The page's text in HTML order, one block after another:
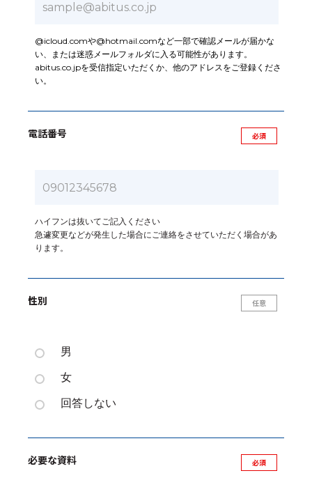
@icloud.comや@hotmail.comなど一部で確認メールが届かな
い、または迷惑メールフォルダに入る可能性があります。
abitus.co.jpを受信指定いただくか、他のアドレスをご登録くださ
い。
電話番号
ハイフンは抜いてご記入ください
急遽変更などが発生した場合にご連絡をさせていただく場合があ
ります。
性別
男
女
回答しない
必要な資料